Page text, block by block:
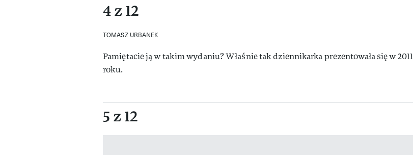
4 z 12
TOMASZ URBANEK
Pamiętacie ją w takim wydaniu? Właśnie tak dziennikarka prezentowała się w 2011
roku.
5 z 12